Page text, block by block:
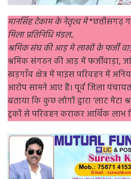
मानसिंह टेकाम के नेतृत्व मे*छत्तीसगढ़
मिला प्रतिनिधि मंडल..
श्रमिक संघ की आड़ मे लाखों के फर्जी
श्रमिक संगठन की आड़ में फर्जीवाड़ा,
खड़गाँव क्षेत्र में माइंस परिवहन में
आरोप सामने आए हैं। पूर्व जिला
बताया कि कुछ लोगों द्वारा ‘लाट मेटा
ट्रकों से परिवहन कराकर आर्थिक लाभ